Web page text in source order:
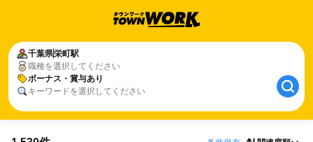
千葉県栄町駅
職種を選択してください
ボーナス・賞与あり
キーワードを選択してください